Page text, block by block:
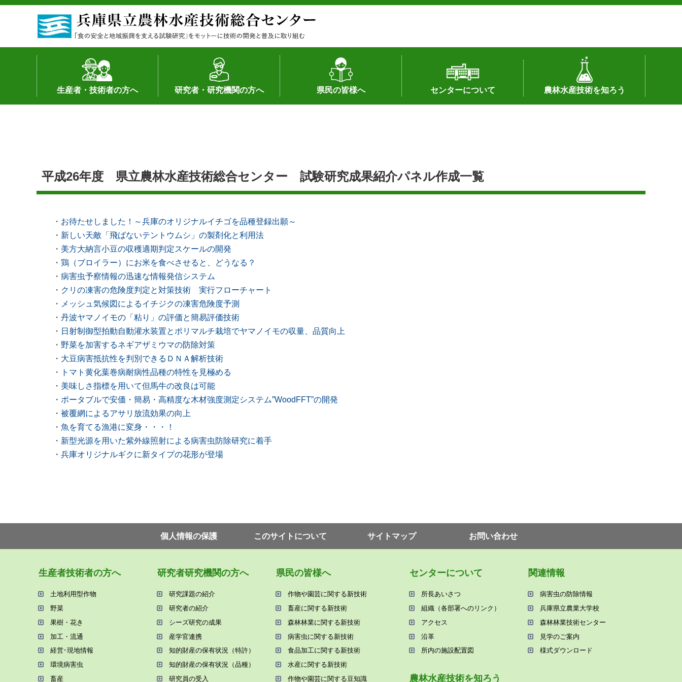
生産者・技術者の方へ
土地利用型作物
野菜
果樹・花き
加工・流通
経営･現地情報
環境病害虫
畜産
森林林業
水産
基幹種雄牛の紹介
研究者・研究機関の方へ
研究者の紹介
シーズ研究の成果
産学官連携
知的財産の保有状況（特許）
知的財産の保有状況（品種）
研究員の受入
研究活動不正行為への対応
公的研究資金への対応
県民の皆様へ
作物や園芸に関する新技術
畜産に関する新技術
森林林業に関する新技術
病害虫に関する新技術
食品加工に関する新技術
水産に関する新技術
作物や園芸に関する豆知識
病害虫に関する豆知識
畜産に関する豆知識
水産に関する豆知識
バイテク・農業環境・機械関係
食品加工に関する豆知識
森林林業に関する豆知識
センターについて
所長あいさつ
組織（各部署へのリンク）
アクセス
沿革
所内の施設配置図
農林水産技術を知ろう
センターの話題
私の試験研究
試験研究課題
第6期中期業務計画
オンライン研究報告
刊行物
知的財産に関する相談窓口
平成26年度 県立農林水産技術総合センター 試験研究成果紹介パネル作成一覧
・ お待たせしました！～兵庫のオリジナルイチゴを品種登録出願～
・ 新しい天敵「飛ばないテントウムシ」の製剤化と利用法
・ 美方大納言小豆の収穫適期判定スケールの開発
・ 鶏（ブロイラー）にお米を食べさせると、どうなる？
・ 病害虫予察情報の迅速な情報発信システム
・ クリの凍害の危険度判定と対策技術 実行フローチャート
・ メッシュ気候図によるイチジクの凍害危険度予測
・ 丹波ヤマノイモの「粘り」の評価と簡易評価技術
・ 日射制御型拍動自動灌水装置とポリマルチ栽培でヤマノイモの収量、品質向上
・ 野菜を加害するネギアザミウマの防除対策
・ 大豆病害抵抗性を判別できるＤＮＡ解析技術
・
トマト黄化葉巻病耐病性品種の特性を見極める
・ 美味しさ指標を用いて但馬牛の改良は可能
・ ポータブルで安価・簡易・高精度な木材強度測定システム”WoodFFT”の開発
・ 被覆網によるアサリ放流効果の向上
・ 魚を育てる漁港に変身・・・！
・ 新型光源を用いた紫外線照射による病害虫防除研究に着手
・ 兵庫オリジナルギクに新タイプの花形が登場
個⼈情報の保護 このサイトについて サイトマップ お問い合わせ
⽣産者技術者の⽅へ
⼟地利⽤型作物
野菜
果樹・花き
加⼯・流通
経営･現地情報
環境病害⾍
畜産
研究者研究機関の⽅へ
研究課題の紹介
研究者の紹介
シーズ研究の成果
産学官連携
知的財産の保有状況（特許）
知的財産の保有状況（品種）
研究員の受⼊
県⺠の皆様へ
作物や園芸に関する新技術
畜産に関する新技術
森林林業に関する新技術
病害⾍に関する新技術
⾷品加⼯に関する新技術
⽔産に関する新技術
作物や園芸に関する⾖知識
センターについて
所⻑あいさつ
組織（各部署へのリンク）
アクセス
沿⾰
所内の施設配置図
農林⽔産技術を知ろう
関連情報
病害⾍の防除情報
兵庫県⽴農業⼤学校
森林林業技術センター
⾒学のご案内
様式ダウンロード